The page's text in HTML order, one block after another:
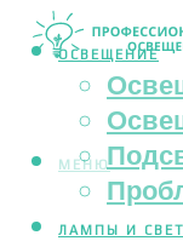
ОСВЕЩЕНИЕ
ЛАМПЫ И
МЕНЮ